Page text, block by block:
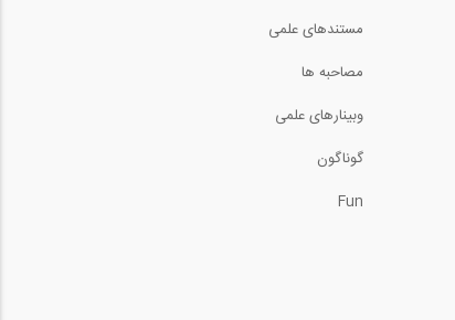
سمینار ساختمان های ساخته
3:13
آشنایی با برخی از ويژگی
مستندهای علمی
مصاحبه ها
وبینارهای علمی
گوناگون
Fun